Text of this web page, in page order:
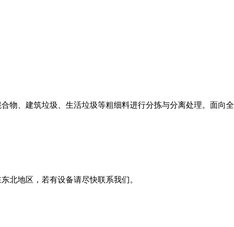
物、建筑垃圾、生活垃圾等粗细料进行分拣与分离处理。面向
北地区，若有设备请尽快联系我们。